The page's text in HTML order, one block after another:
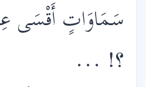
سَمَاوَاتٍ أَقْسَى
؟! ...